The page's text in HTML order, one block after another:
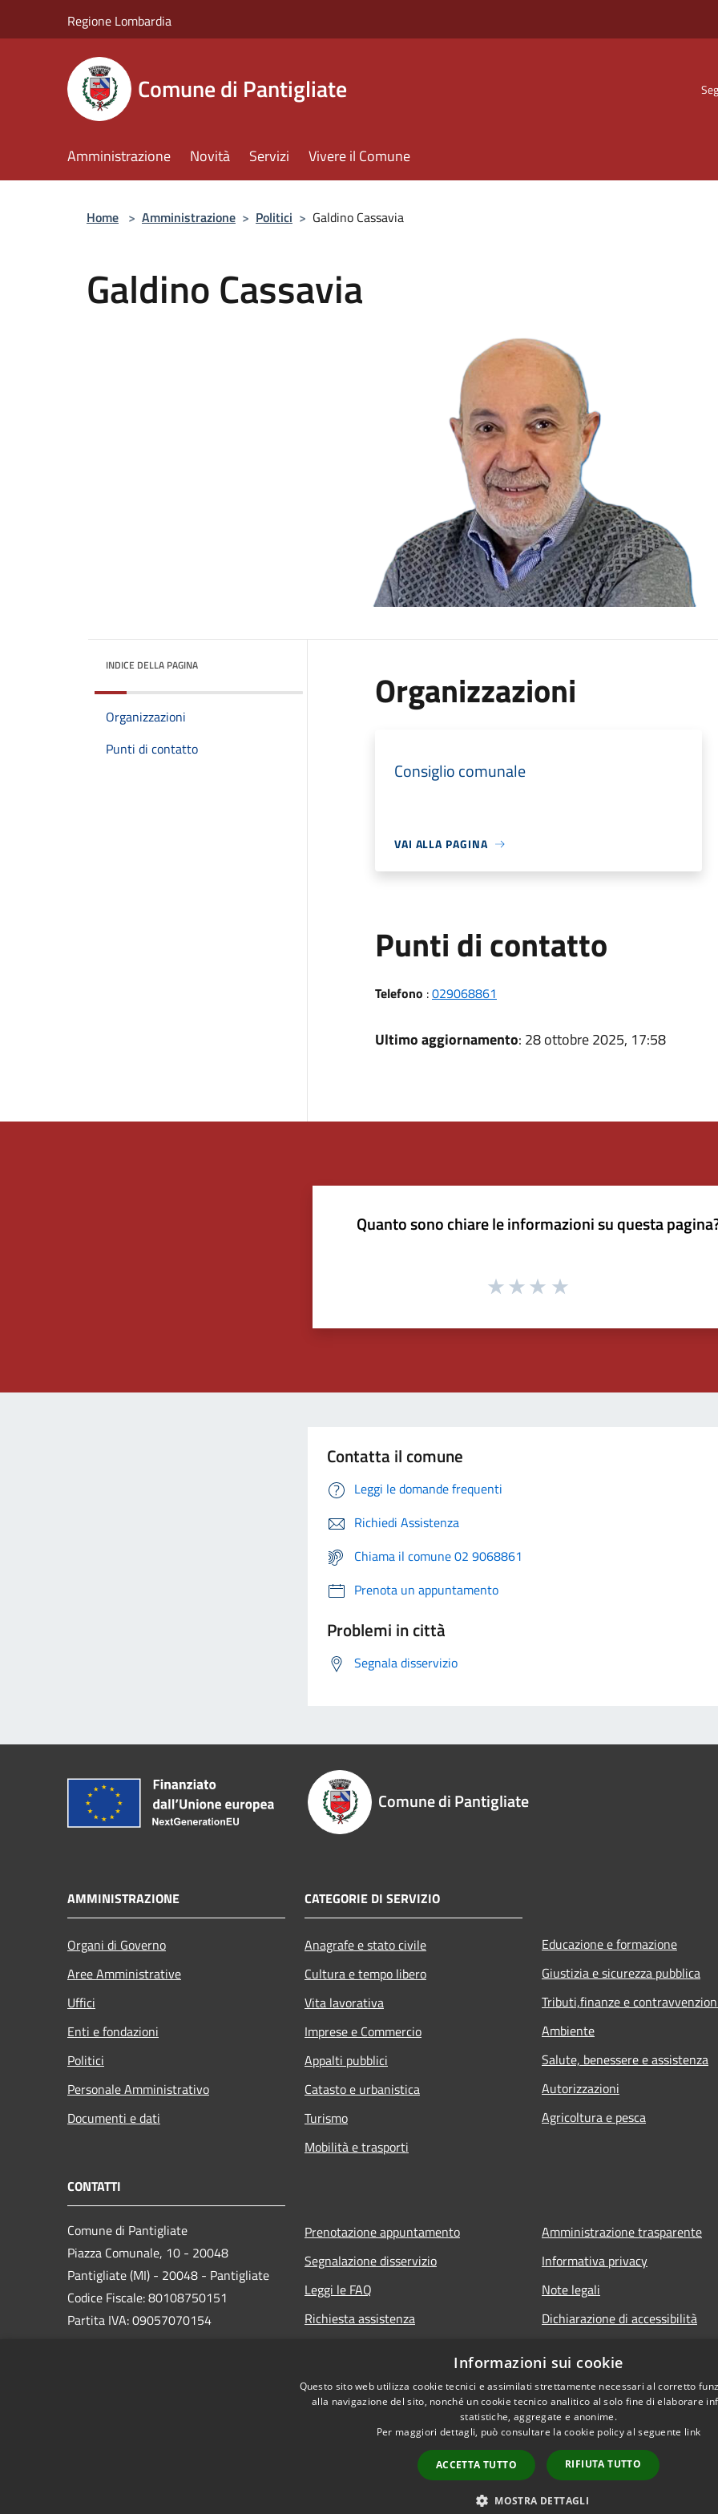
Regione Lombardia
Comune di Pantigliate
Amministrazione Novità Servizi Vivere il Comune
Home > Amministrazione > Politici > Galdino Cassavia
Galdino Cassavia
INDICE DELLA PAGINA
Organizzazioni
Punti di contatto
Organizzazioni
Consiglio comunale
VAI ALLA PAGINA
Punti di contatto
Telefono :029068861
Ultimo aggiornamento: 28 ottobre 2025, 17:58
Quanto sono chiare le informazioni su questa
Contatta il comune
Leggi le domande frequenti
Richiedi Assistenza
Chiama il comune 02 9068861
Prenota un appuntamento
Problemi in città
Segnala disservizio
Comune di Pantigliate
AMMINISTRAZIONE
Organi di Governo
Aree Amministrative
Uffici
Enti e fondazioni
Politici
Personale Amministrativo
Documenti e dati
CATEGORIE DI SERVIZIO
Anagrafe e stato civile
Cultura e tempo libero
Vita lavorativa
Imprese e Commercio
Appalti pubblici
Catasto e urbanistica
Turismo
Mobilità e trasporti
Educazione e formazione
Giustizia e sicurezza pubblica
Tributi,finanze e
Ambiente
Salute, benessere e assistenza
Autorizzazioni
Agricoltura e pesca
CONTATTI
Comune di Pantigliate
Piazza Comunale, 10 - 20048
Pantigliate (MI) - 20048 - Pantigliate
Codice Fiscale: 80108750151
Partita IVA: 09057070154
Prenotazione appuntamento
Segnalazione disservizio
Leggi le FAQ
Richiesta assistenza
Amministrazione trasparente
Informativa privacy
Note legali
Dichiarazione di accessibilità
Copyright © 2026 • Comune di
Informazioni sui cookie
Questo sito web utilizza cookie tecnici e assimilati strettamente necessari al corretto
alla navigazione del sito, nonché un cookie tecnico analitico al solo fine di elaborare
statistiche, aggregate e anonime.
Per maggiori dettagli, può consultare la cookie policy al seguente link
ACCETTA TUTTO RIFIUTA TUTTO
MOSTRA DETTAGLI